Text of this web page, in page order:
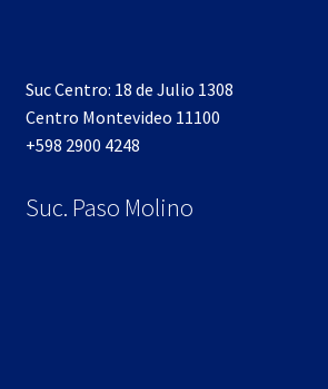
Suc Centro: 18 de Julio 1308
Centro Montevideo 11100
+598 2900 4248
Suc. Paso Molino